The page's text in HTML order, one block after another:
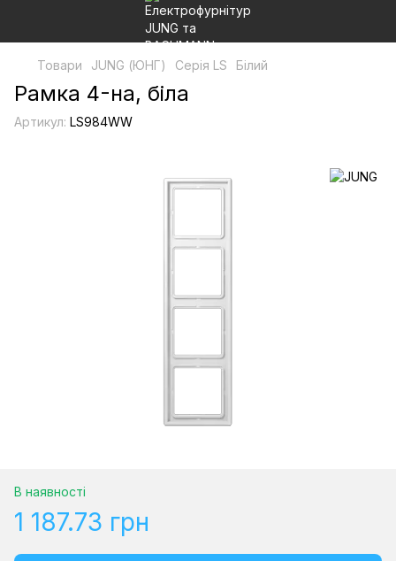
Товари JUNG (ЮНГ) Серія LS Білий
Рамка 4-на, біла
Артикул: LS984WW
В наявності
1 187.73 грн